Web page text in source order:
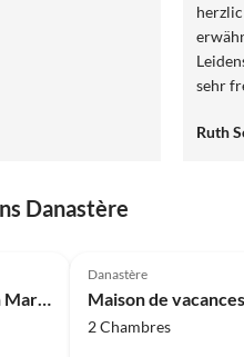
sehr
Ruth
Danastère
Maison de vacances Maison Marcus
Danastère
Maison de
2 Chambres